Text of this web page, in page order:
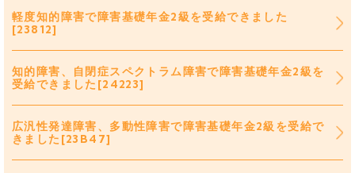
軽度知的障害で障害基礎年金2級を受給できました
[23812]
知的障害、自閉症スペクトラム障害で障害基礎年金2級を
受給できました[24223]
広汎性発達障害、多動性障害で障害基礎年金2級を受給で
きました[23B47]